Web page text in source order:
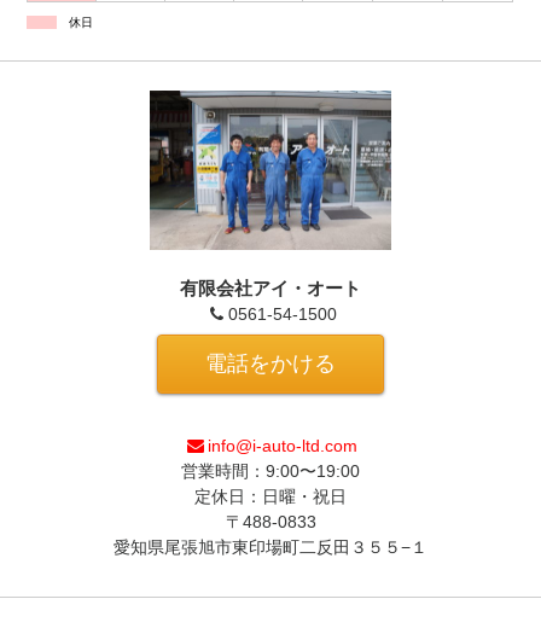
休日
有限会社アイ・オート
0561-54-1500
電話をかける
info@i-auto-ltd.com
営業時間：9:00〜19:00
定休日：日曜・祝日
〒488-0833
愛知県尾張旭市東印場町二反田３５５−１